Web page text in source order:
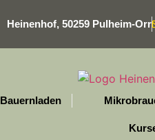
Heinenhof, 50259 Pulheim-Orr
Bauernladen